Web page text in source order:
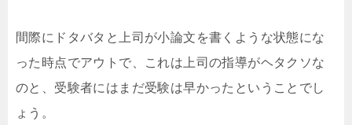
間際にドタバタと上司が小論文を書くような状態にな
った時点でアウトで、これは上司の指導がヘタクソな
のと、受験者にはまだ受験は早かったということでし
ょう。